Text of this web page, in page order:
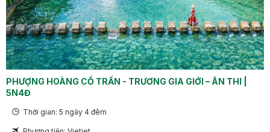
PHƯỢNG HOÀNG CỔ TRẤN - TRƯƠNG GIA GIỚI – ÂN THI |
5N4Đ
Thời gian: 5 ngày 4 đêm